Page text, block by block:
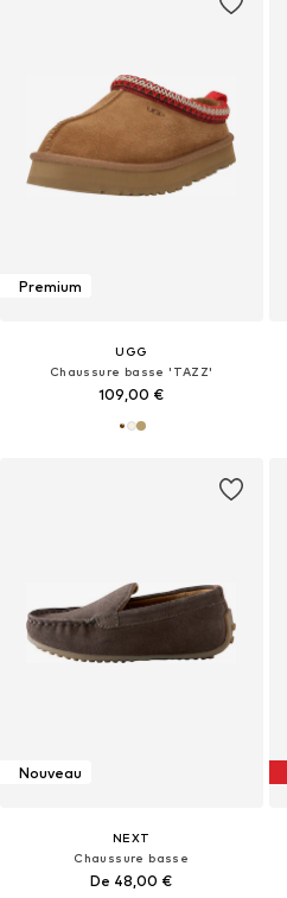
Premium
UGG
Chaussure basse 'TAZZ'
109,00 €
Nouveau
NEXT
Chaussure basse
De 48,00 €